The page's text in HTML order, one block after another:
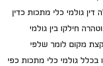
דין גולמי כלי מתכות כדין
חילקו בין גולמי
מקום לומר שלפי
גולמי כלי מתכות כפי